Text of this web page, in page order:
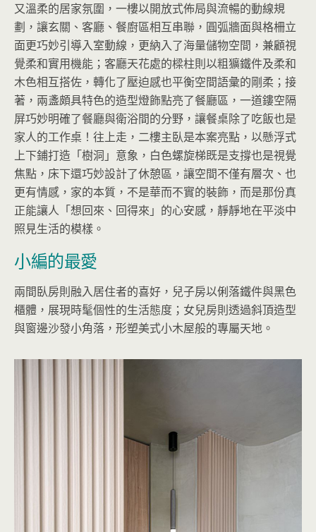
又溫柔的居家氛圍，一樓以開放式佈局與流暢的動線規
劃，讓玄關、客廳、餐廚區相互串聯，圓弧牆面與格柵立
面更巧妙引導入室動線，更納入了海量儲物空間，兼顧視
覺柔和實用機能；客廳天花處的樑柱則以粗獷鐵件及柔和
木色相互搭佐，轉化了壓迫感也平衡空間語彙的剛柔；接
著，兩盞頗具特色的造型燈飾點亮了餐廳區，一道鏤空隔
屏巧妙明確了餐廳與衛浴間的分野，讓餐桌除了吃飯也是
家人的工作桌！往上走，二樓主臥是本案亮點，以懸浮式
上下鋪打造「樹洞」意象，白色螺旋梯既是支撐也是視覺
焦點，床下還巧妙設計了休憩區，讓空間不僅有層次、也
更有情感，家的本質，不是華而不實的裝飾，而是那份真
正能讓人「想回來、回得來」的心安感，靜靜地在平淡中
照見生活的模樣。
小編的最愛
兩間臥房則融入居住者的喜好，兒子房以俐落鐵件與黑色
櫃體，展現時髦個性的生活態度；女兒房則透過斜頂造型
與窗邊沙發小角落，形塑美式小木屋般的專屬天地。